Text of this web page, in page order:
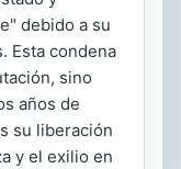
debido a su
Esta condena
sino
años de
su liberación
y el exilio en